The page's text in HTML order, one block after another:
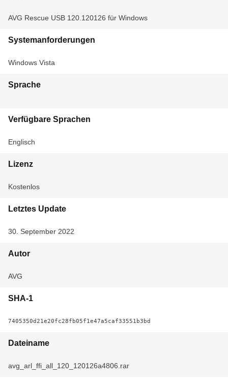
AVG Rescue USB 120.120126 für Windows
Systemanforderungen
Windows Vista
Sprache
Verfügbare Sprachen
Englisch
Lizenz
Kostenlos
Letztes Update
30. September 2022
Autor
AVG
SHA-1
7405350d21e20fc28fb05f1e47a5caf33551b3bd
Dateiname
avg_arl_ffi_all_120_120126a4806.rar